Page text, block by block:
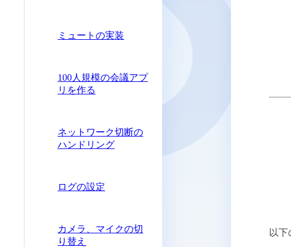
ミュートの実装
100人規模の会議アプ
リを作る
ネットワーク切断の
ハンドリング
ログの設定
カメラ、マイクの切
り替え
以